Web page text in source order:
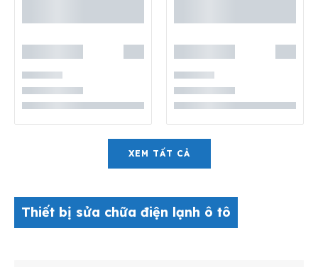
XEM TẤT CẢ
Thiết bị sửa chữa điện lạnh ô tô